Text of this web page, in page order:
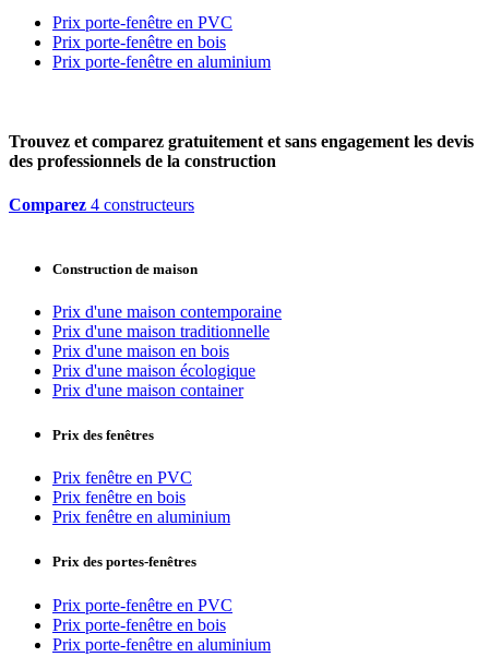
Prix porte-fenêtre en PVC
Prix porte-fenêtre en bois
Prix porte-fenêtre en aluminium
Trouvez et comparez gratuitement et sans engagement les devis
des professionnels de la construction
Comparez 4 constructeurs
Construction de maison
Prix d'une maison contemporaine
Prix d'une maison traditionnelle
Prix d'une maison en bois
Prix d'une maison écologique
Prix d'une maison container
Prix des fenêtres
Prix fenêtre en PVC
Prix fenêtre en bois
Prix fenêtre en aluminium
Prix des portes-fenêtres
Prix porte-fenêtre en PVC
Prix porte-fenêtre en bois
Prix porte-fenêtre en aluminium